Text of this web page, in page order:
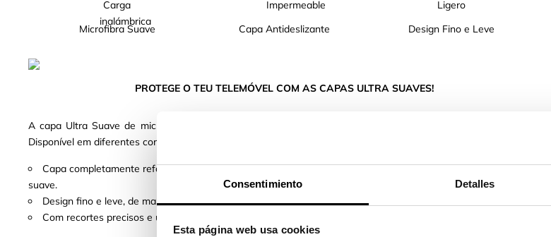
Consentimiento Detalles
Esta página web usa cookies
Microfibra Suave Capa Antideslizante Design Fino e Leve
PROTEGE O TEU TELEMÓVEL COM AS CAPAS ULTRA SUAVES!
A capa Ultra Suave de microfibra suave garante a máxima proteção do teu telemóvel graças ao seu design.
Disponível em diferentes cores Escolhe o teu preferido!
Capa completamente reforçada, fabricada com silicone líquido de alta qualidade, com interior de microfibra
suave.
Design fino e leve, de maneira que não aporta volume nem peso à tua capa de telemóvel.
Com recortes precisos e um acabamento perfeito, permite o acesso a todos os botões e portas.